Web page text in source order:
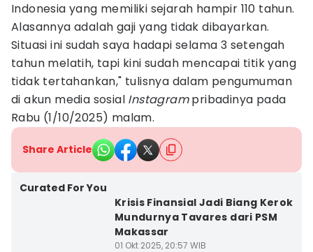
Indonesia yang memiliki sejarah hampir 110 tahun.
Alasannya adalah gaji yang tidak dibayarkan.
Situasi ini sudah saya hadapi selama 3 setengah
tahun melatih, tapi kini sudah mencapai titik yang
tidak tertahankan," tulisnya dalam pengumuman
di akun media sosial Instagrampribadinya pada
Rabu (1/10/2025) malam.
Share Article
Curated For You
Krisis Finansial Jadi Biang Kerok
Mundurnya Tavares dari PSM
Makassar
01 Okt 2025, 20:57 WIB